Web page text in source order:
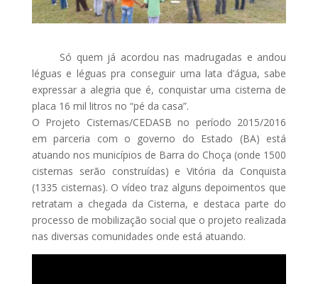
Só quem já acordou nas madrugadas e andou
léguas e léguas pra conseguir uma lata d’água, sabe
expressar a alegria que é, conquistar uma cisterna de
placa 16 mil litros no “pé da casa”.
O Projeto Cisternas/CEDASB no período 2015/2016
em parceria com o governo do Estado (BA) está
atuando nos municípios de Barra do Choça (onde 1500
cisternas serão construídas) e Vitória da Conquista
(1335 cisternas). O vídeo traz alguns depoimentos que
retratam a chegada da Cisterna, e destaca parte do
processo de mobilização social que o projeto realizada
nas diversas comunidades onde está atuando.